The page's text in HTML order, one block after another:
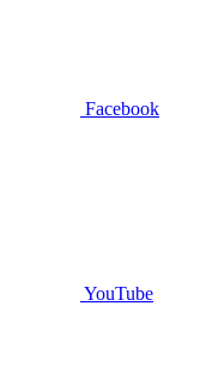
Facebook
YouTube